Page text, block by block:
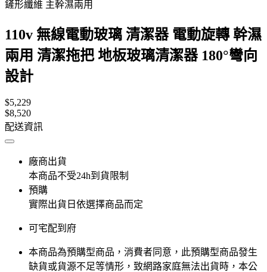
鏟形纖維 主幹濕兩用
110v 無線電動玻璃 清潔器 電動旋轉 幹濕
兩用 清潔拖把 地板玻璃清潔器 180°彎向
設計
$5,229
$8,520
配送資訊
廠商出貨
本商品不受24h到貨限制
預購
實際出貨日依選擇商品而定
可宅配到府
本商品為預購型商品，消費者同意，此預購型商品發生
缺貨或貨源不足等情形，​致網路家庭無法出貨時，本公